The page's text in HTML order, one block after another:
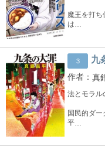
魔王を打
は…
3 九
真
法とモラル
国民的ダ
平…